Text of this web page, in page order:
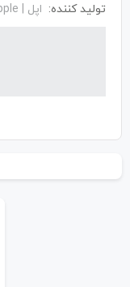
تولید کننده: اپل | Apple